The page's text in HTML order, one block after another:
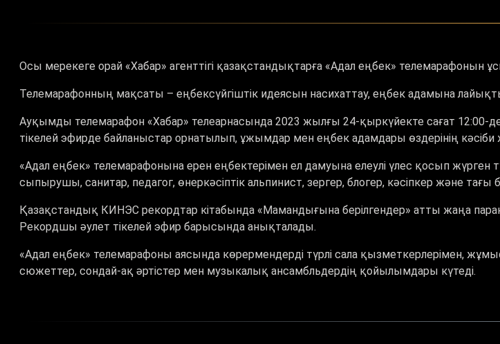
Осы мерекеге орай «Хабар» агенттігі қазақстандықтарға «Адал еңбек» телемарафонын
Телемарафонның мақсаты – еңбексүйгіштік идеясын насихаттау, еңбек адамына
Ауқымды телемарафон «Хабар» телеарнасында 2023 жылғы 24-қыркүйекте сағат 12:00-
тікелей эфирде байланыстар орнатылып, ұжымдар мен еңбек адамдары өздерінің кәсіби
«Адал еңбек» телемарафонына ерен еңбектерімен ел дамуына елеулі үлес қосып
сыпырушы, санитар, педагог, өнеркәсіптік альпинист, зергер, блогер, кәсіпкер және
Қазақстандық КИНЭС рекордтар кітабында «Мамандығына берілгендер» атты жаңа
Рекордшы әулет тікелей эфир барысында анықталады.
«Адал еңбек» телемарафоны аясында көрермендерді түрлі сала қызметкерлерімен,
сюжеттер, сондай-ақ әртістер мен музыкалық ансамбльдердің қойылымдары күтеді.